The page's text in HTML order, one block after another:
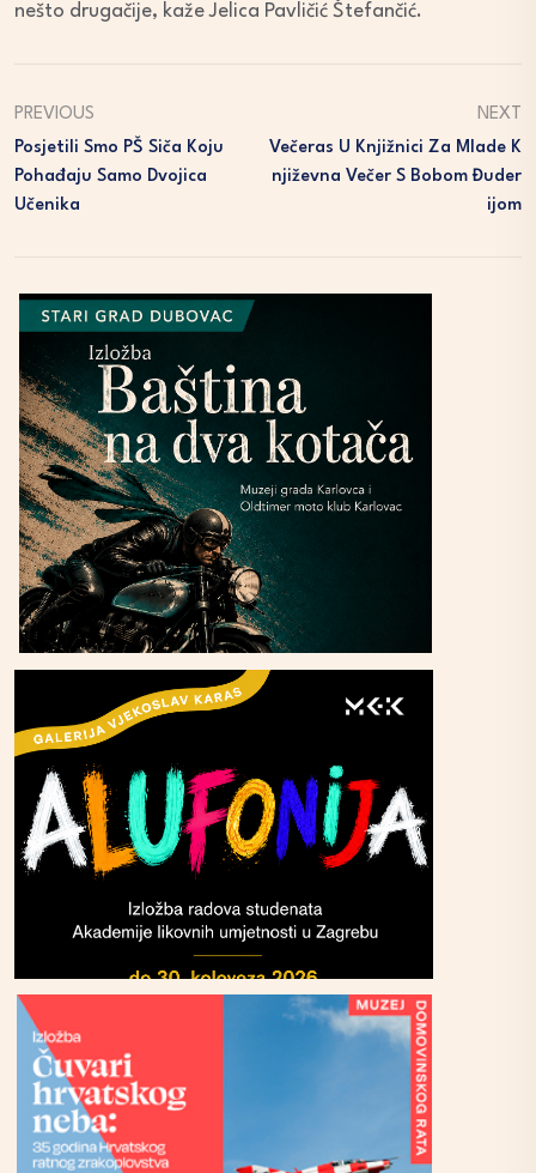
nešto drugačije, kaže Jelica Pavličić Štefančić.
PREVIOUS
Posjetili Smo PŠ Siča Koju
Pohađaju Samo Dvojica
Učenika
NEXT
Večeras U Knjižnici Za Mlade K
Njiževna Večer S Bobom Đuder
Ijom